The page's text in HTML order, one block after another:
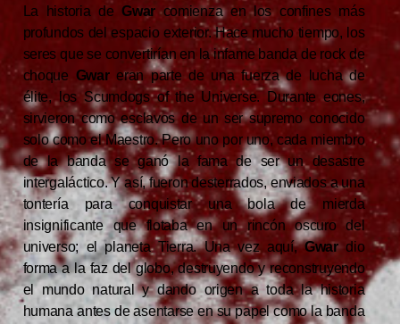
La historia deGwar comienza en los confines más
profundos del espacio exterior. Hace mucho tiempo, los
seres que se convertirían en la infame banda de rock de
choque Gwareran parte de una fuerza de lucha de
élite, los Scumdogs of the Universe. Durante eones,
sirvieron como esclavos de un ser supremo conocido
solo como el Maestro. Pero uno por uno, cada miembro
de la banda se ganó la fama de ser un desastre
intergaláctico. Y así, fueron desterrados, enviados a una
tontería para conquistar una bola de mierda
insignificante que flotaba en un rincón oscuro del
universo; el planeta Tierra. Una vez aquí,Gwardio
forma a la faz del globo, destruyendo y reconstruyendo
el mundo natural y dando origen a toda la historia
humana antes de asentarse en su papel como la banda